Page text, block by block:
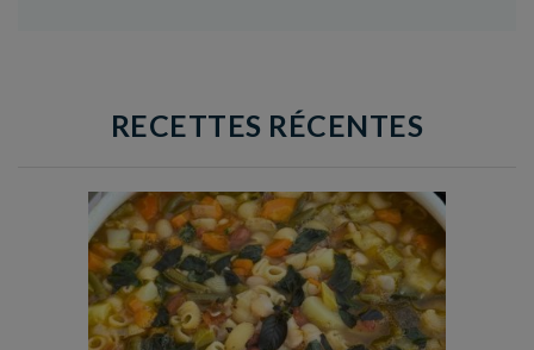
RECETTES RÉCENTES
Temps de préparation : 35 min
Temps de cuisson : 1h15